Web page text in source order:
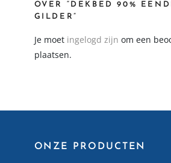
OVER “DEKBED 90%
GILDER”
Je moet ingelogd zijn om een
plaatsen.
ONZE PRODUCTEN